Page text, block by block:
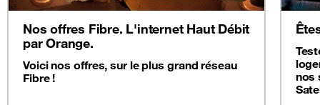
Nos offres Fibre. L'internet Haut Débit
par Orange.
Voici nos offres, sur le plus grand réseau
Fibre !
nos